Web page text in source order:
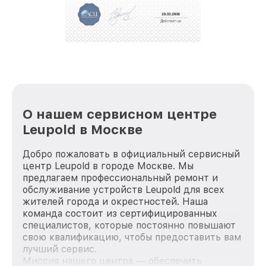
положительные отзывы и обрели отличную
репутацию. Мы постоянно совершенствуемся и
О нашем сервисном центре
Leupold в Москве
Добро пожаловать в официальный сервисный
центр Leupold в городе Москве. Мы
предлагаем профессиональный ремонт и
обслуживание устройств Leupold для всех
жителей города и окрестностей. Наша
команда состоит из сертифицированных
специалистов, которые постоянно повышают
свою квалификацию, чтобы предоставить вам
лучший сервис.
Миссия нашего центра — обеспечить